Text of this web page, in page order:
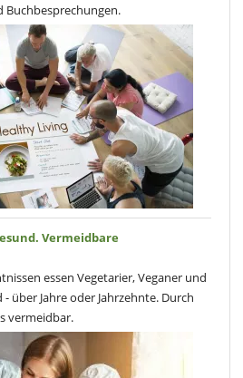
Buchbesprechungen.
Vermeidbare
essen Vegetarier, Veganer und
über Jahre oder Jahrzehnte. Durch
vermeidbar.